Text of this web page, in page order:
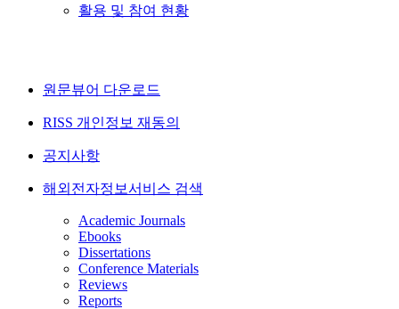
활용 및 참여 현황
원문뷰어 다운로드
RISS 개인정보 재동의
공지사항
해외전자정보서비스 검색
Academic Journals
Ebooks
Dissertations
Conference Materials
Reviews
Reports